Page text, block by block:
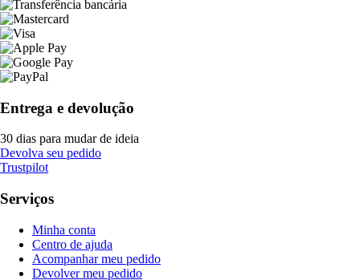
Entrega e devolução
30 dias para mudar de ideia
Devolva seu pedido
Trustpilot
Serviços
Minha conta
Centro de ajuda
Acompanhar meu pedido
Devolver meu pedido